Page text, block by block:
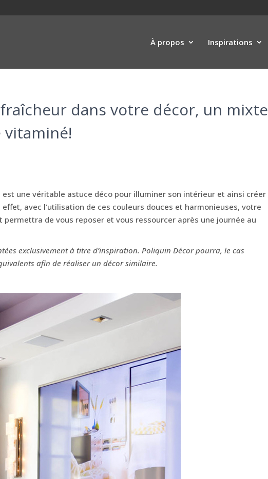
À propos Inspirations
dans votre décor, un mixte
est une véritable astuce déco pour illuminer son intérieur et ainsi créer
avec l’utilisation de ces couleurs douces et harmonieuses, votre
de vous reposer et vous ressourcer après une journée au
exclusivement à titre d’inspiration. Poliquin Décor pourra, le cas
afin de réaliser un décor similaire.